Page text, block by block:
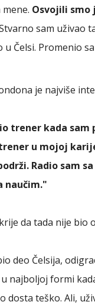
Osvojili smo
sam uživao
Čelsi. Promenio
je najviše
trener kada
u mojoj
Radio sam
naučim."
da tada nije bio
deo Čelsija,
najboljoj formi
dosta teško. Ali,